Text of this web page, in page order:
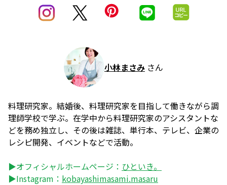
小林まさみ さん
料理研究家。結婚後、料理研究家を目指して働きながら調
理師学校で学ぶ。在学中から料理研究家のアシスタントな
どを務め独立し、その後は雑誌、単行本、テレビ、企業の
レシピ開発、イベントなどで活動。
▶オフィシャルホームページ： ひといき。
▶Instagram： kobayashimasami.masaru